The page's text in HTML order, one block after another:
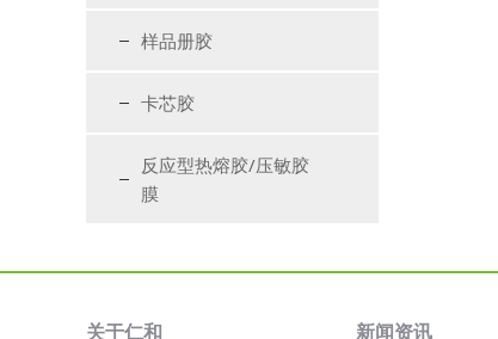
样品册胶
卡芯胶
反应型热熔胶/压敏胶
膜
关于仁和 新闻资讯